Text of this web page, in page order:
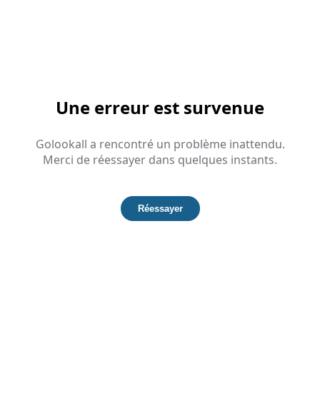
Une erreur est survenue
Golookall a rencontré un problème inattendu.
Merci de réessayer dans quelques instants.
Réessayer